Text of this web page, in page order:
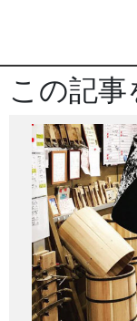
この記事